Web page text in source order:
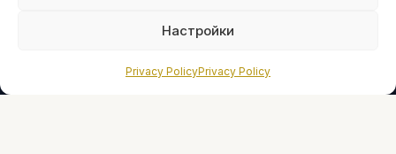
Настройки
Privacy PolicyPrivacy Policy